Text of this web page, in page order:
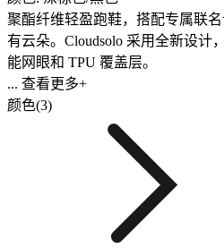
聚酯纤维轻盈跑鞋，搭配专属联
有云朵。Cloudsolo 采用全新设计
能网眼和 TPU 覆盖层。
... 查看更多+
颜色(3)